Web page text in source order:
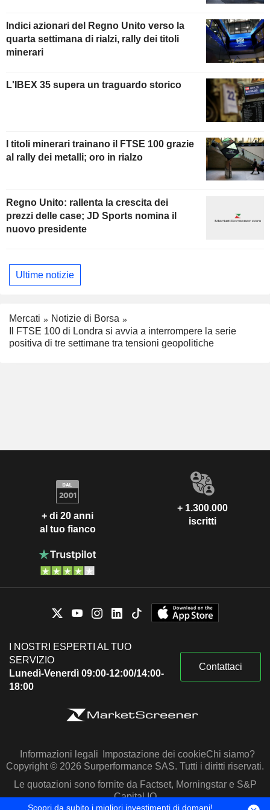
Indici azionari del Regno Unito verso la
quarta settimana di rialzi, rally dei titoli
minerari
L'IBEX 35 supera un traguardo storico
I titoli minerari trainano il FTSE 100 grazie
al rally dei metalli; oro in rialzo
Regno Unito: rallenta la crescita dei
prezzi delle case; JD Sports nomina il
nuovo presidente
Ultime notizie
Mercati
Notizie di Borsa
Il FTSE 100 di Londra si avvia a interrompere la serie
positiva di tre settimane tra tensioni geopolitiche
+ di 20 anni
al tuo fianco
+ 1.300.000
iscritti
I NOSTRI ESPERTI AL TUO
SERVIZIO
Lunedì-Venerdì 09:00-12:00/14:00-
18:00
Contattaci
Informazioni legali Impostazione dei cookieChi siamo?
Copyright © 2026 Surperformance SAS. Tutti i diritti riservati.
Le quotazioni sono fornite da Factset, Morningstar e S&P
Capital IQ
Scopri da subito i migliori investimenti di domani!